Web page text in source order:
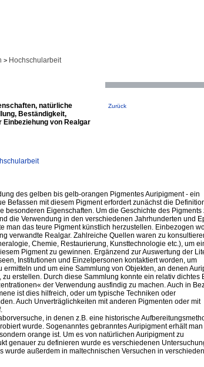
> Hochschularbeit
natürliche
Beständigkeit,
Einbeziehung von Realgar
Zurück
des gelben bis gelb-orangen Pigmentes Auripigment - ein
Befassen mit diesem Pigment erfordert zunächst die
besonderen Eigenschaften. Um die Geschichte des Pigments
die Verwendung in den verschiedenen Jahrhunderten und
man das teure Pigment künstlich herzustellen. Einbezogen
verwandte Realgar. Zahlreiche Quellen waren zu
Chemie, Restaurierung, Kunsttechnologie etc.), um
Pigment zu gewinnen. Ergänzend zur Auswertung der
Institutionen und Einzelpersonen kontaktiert worden, um
ermitteln und um eine Sammlung von Objekten, an denen
erstellen. Durch diese Sammlung konnte ein relativ dichtes
der Verwendung ausfindig zu machen. Auch in
ist dies hilfreich, oder um typische Techniken oder
Auch Unverträglichkeiten mit anderen Pigmenten oder mit
in denen z.B. eine historische
wurde. Sogenanntes gebranntes Auripigment erhält
orange ist. Um es von natürlichen Auripigment zu
genauer zu definieren wurde es verschiedenen
wurde außerdem in maltechnischen Versuchen in